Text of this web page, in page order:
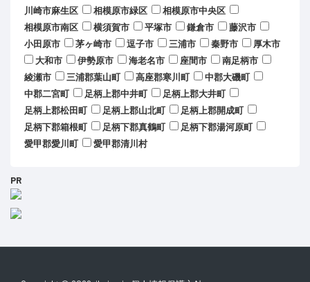
川崎市麻生区
相模原市緑区
相模原市中央区
相模原市南区
横須賀市 平塚市 鎌倉市
藤沢市
小田原市
茅ヶ崎市 逗子市 三浦市 秦野市
厚木市
大和市
伊勢原市 海老名市 座間市
南足柄市
綾瀬市
三浦郡葉山町 高座郡寒川町
中郡大磯町
中郡二宮町
足柄上郡中井町
足柄上郡大井町
足柄上郡松田町
足柄上郡山北町
足柄上郡開成町
足柄下郡箱根町
足柄下郡真鶴町
足柄下郡湯河原町
愛甲郡愛川町
愛甲郡清川村
PR